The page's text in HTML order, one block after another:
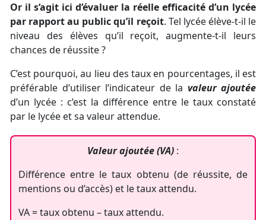
Or il s’agit ici d’évaluer la réelle efficacité d’un lycée
par rapport au public qu’il reçoit. Tel lycée élève-t-il le
niveau des élèves qu’il reçoit, augmente-t-il leurs
chances de réussite ?
C’est pourquoi, au lieu des taux en pourcentages, il est
préférable d’utiliser l’indicateur de la valeur ajoutée
d’un lycée : c’est la différence entre le taux constaté
par le lycée et sa valeur attendue.
Valeur ajoutée (VA) :
Différence entre le taux obtenu (de réussite, de
mentions ou d’accès) et le taux attendu.
VA = taux obtenu – taux attendu.